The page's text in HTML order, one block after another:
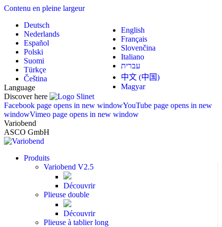
Contenu en pleine largeur
Deutsch
English
Nederlands
Français
Español
Slovenčina
Polski
Italiano
Suomi
עברית
Türkçe
中文 (中国)
Čeština
Magyar
Language
Discover here
Facebook page opens in new windowYouTube page opens in new
windowVimeo page opens in new window
Variobend
ASCO GmbH
Produits
Variobend V2.5
Découvrir
Plieuse double
Découvrir
Plieuse à tablier long